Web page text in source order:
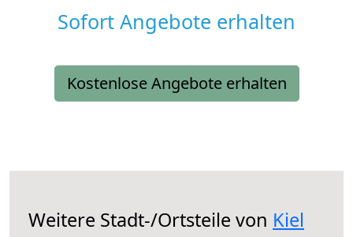
Sofort Angebote erhalten
Kostenlose Angebote erhalten
Weitere Stadt-/Ortsteile von Kiel